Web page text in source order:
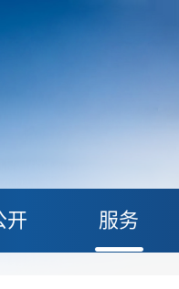
开 服务